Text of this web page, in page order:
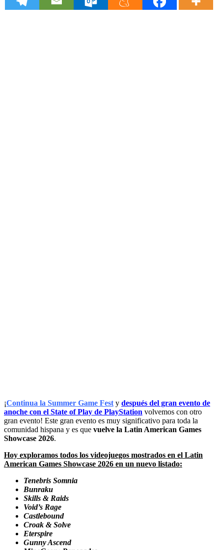
¡Continua la Summer Game Fest y después del gran evento de
anoche con el State of Play de PlayStation volvemos con otro
gran evento! Este gran evento es muy significativo para toda la
comunidad hispana y es que vuelve la Latin American Games
Showcase 2026.
Hoy exploramos todos los videojuegos mostrados en el Latin
American Games Showcase 2026 en un nuevo listado:
Tenebris Somnia
Bunraku
Skills & Raids
Void’s Rage
Castlebound
Croak & Solve
Eterspire
Gunny Ascend